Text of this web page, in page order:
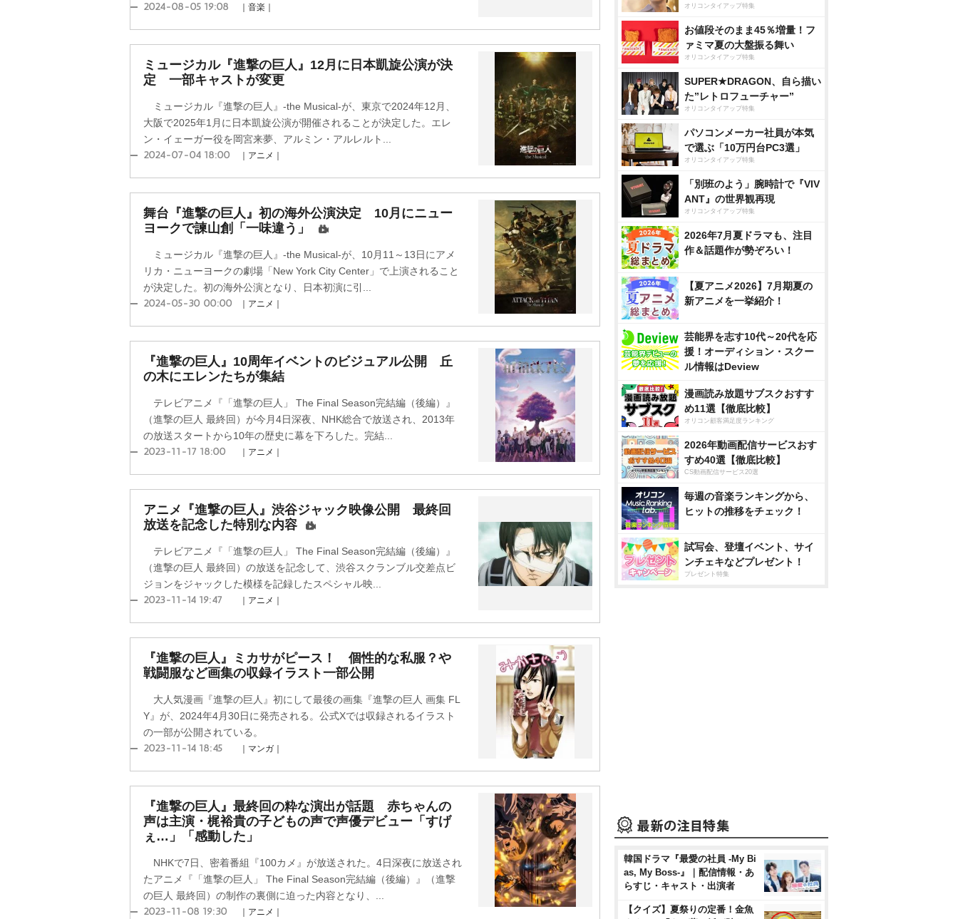
2024-08-05 19:08 ｜音楽｜
ミュージカル『進撃の巨人』12月に日本凱旋公演が決
定 一部キャストが変更
ミュージカル『進撃の巨人』-the Musical-が、東京で2024年12月、
大阪で2025年1月に日本凱旋公演が開催されることが決定した。エレ
ン・イェーガー役を岡宮来夢、アルミン・アルレルト...
2024-07-04 18:00 ｜アニメ｜
舞台『進撃の巨人』初の海外公演決定 10月にニュー
ヨークで諫山創「一味違う」
ミュージカル『進撃の巨人』-the Musical-が、10月11～13日にアメ
リカ・ニューヨークの劇場「New York City Center」で上演されること
が決定した。初の海外公演となり、日本初演に引...
2024-05-30 00:00 ｜アニメ｜
『進撃の巨人』10周年イベントのビジュアル公開 丘
の木にエレンたちが集結
テレビアニメ『「進撃の巨人」 The Final Season完結編（後編）』
（進撃の巨人 最終回）が今月4日深夜、NHK総合で放送され、2013年
の放送スタートから10年の歴史に幕を下ろした。完結...
2023-11-17 18:00 ｜アニメ｜
アニメ『進撃の巨人』渋谷ジャック映像公開 最終回
放送を記念した特別な内容
テレビアニメ『「進撃の巨人」 The Final Season完結編（後編）』
（進撃の巨人 最終回）の放送を記念して、渋谷スクランブル交差点ビ
ジョンをジャックした模様を記録したスペシャル映...
2023-11-14 19:47 ｜アニメ｜
『進撃の巨人』ミカサがピース！ 個性的な私服？
戦闘服など画集の収録イラスト一部公開
大人気漫画『進撃の巨人』初にして最後の画集『進撃の巨人 画集 FL
Y』が、2024年4月30日に発売される。公式Xでは収録されるイラスト
の一部が公開されている。
2023-11-14 18:45 ｜マンガ｜
『進撃の巨人』最終回の粋な演出が話題 赤ちゃんの
声は主演・梶裕貴の子どもの声で声優デビュー「すげ
ぇ…」「感動した」
NHKで7日、密着番組『100カメ』が放送された。4日深夜に放送され
たアニメ『「進撃の巨人」 The Final Season完結編（後編）』（進撃
の巨人 最終回）の制作の裏側に迫った内容となり、...
2023-11-08 19:30 ｜アニメ｜
オリコンタイアップ特集
お値段そのまま45％増量！フ
ァミマ夏の大盤振る舞い
オリコンタイアップ特集
SUPER★DRAGON、自ら描い
た”レトロフューチャー”
オリコンタイアップ特集
パソコンメーカー社員が本気
で選ぶ「10万円台PC3選」
オリコンタイアップ特集
「別班のよう」腕時計で『VIV
ANT』の世界観再現
オリコンタイアップ特集
2026年7月夏ドラマも、注目
作＆話題作が勢ぞろい！
【夏アニメ2026】7月期夏の
新アニメを一挙紹介！
芸能界を志す10代～20代を応
援！オーディション・スクー
ル情報はDeview
漫画読み放題サブスクおすす
め11選【徹底比較】
オリコン顧客満足度ランキング
2026年動画配信サービスおす
すめ40選【徹底比較】
CS動画配信サービス20選
毎週の音楽ランキングから、
ヒットの推移をチェック！
試写会、登壇イベント、サイ
ンチェキなどプレゼント！
プレゼント特集
韓国ドラマ『最愛の社員 -My Bi
as, My Boss-』｜配信情報・あ
らすじ・キャスト・出演者
【クイズ】夏祭りの定番！金魚